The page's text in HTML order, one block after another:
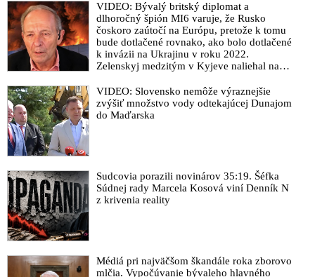
VIDEO: Bývalý britský diplomat a
dlhoročný špión MI6 varuje, že Rusko
čoskoro zaútočí na Európu, pretože k tomu
bude dotlačené rovnako, ako bolo dotlačené
k invázii na Ukrajinu v roku 2022.
Zelenskyj medzitým v Kyjeve naliehal na
zháňali energie pre Ukrajinu na zimu. Putin
vraj bude mobilizovať a vojna sa do zimy
pravdepodobne neskončí
VIDEO: Slovensko nemôže výraznejšie
zvýšiť množstvo vody odtekajúcej Dunajom
do Maďarska
Sudcovia porazili novinárov 35:19. Šéfka
Súdnej rady Marcela Kosová viní Denník N
z krivenia reality
Médiá pri najväčšom škandále roka zborovo
mlčia. Vypočúvanie bývaleho hlavného